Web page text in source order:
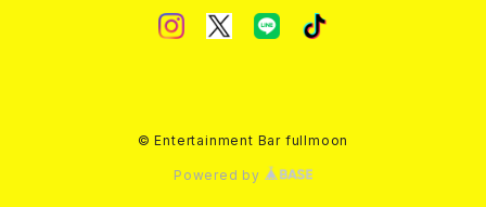
© Entertainment Bar fullmoon
Powered by